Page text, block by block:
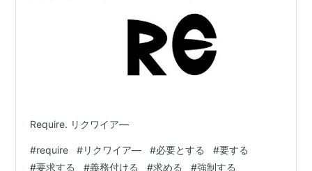
Require. リクワイア―
#require #リクワイア― #必要とする #要する
#要求する #義務付ける #求める #強制する